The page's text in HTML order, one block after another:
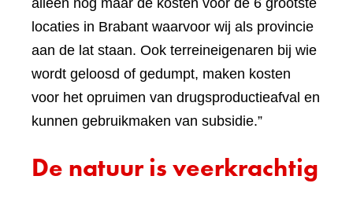
alleen nog maar de kosten voor de 6 grootste
locaties in Brabant waarvoor wij als provincie
aan de lat staan. Ook terreineigenaren bij wie
wordt geloosd of gedumpt, maken kosten
voor het opruimen van drugsproductieafval en
kunnen gebruikmaken van subsidie.”
De natuur is veerkrachtig